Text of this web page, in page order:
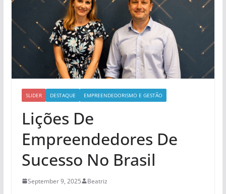
SLIDER DESTAQUE EMPREENDEDORISMO E GESTÃO
Lições De
Empreendedores De
Sucesso No Brasil
September 9, 2025 Beatriz